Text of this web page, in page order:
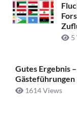
5
Gutes Ergebnis
Gästeführungen
1614 Views